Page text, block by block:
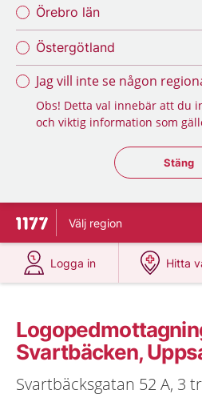
Örebro län
Östergötland
Jag vill inte se någon
Obs! Detta val innebär att du
och viktig information som
Stäng
Stäng
Till startsidan för 1177
Välj region
Logga in
på 1177.se
Hitta
på
Svartbäcken,
Svartbäcksgatan 52 A, 3